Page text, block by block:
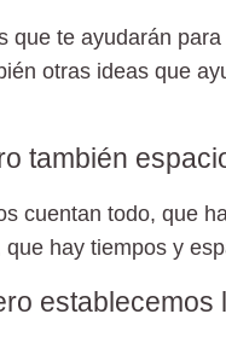
que te ayudarán
otras ideas que
también
cuentan todo, que
hay tiempos y
establecemos